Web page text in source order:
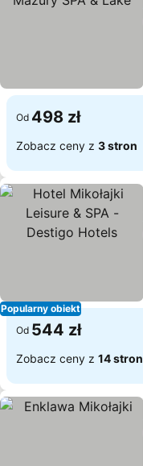
Od 498 zł
Zobacz ceny z 3 stron
Popularny obiekt
Od 544 zł
Zobacz ceny z 14 stron